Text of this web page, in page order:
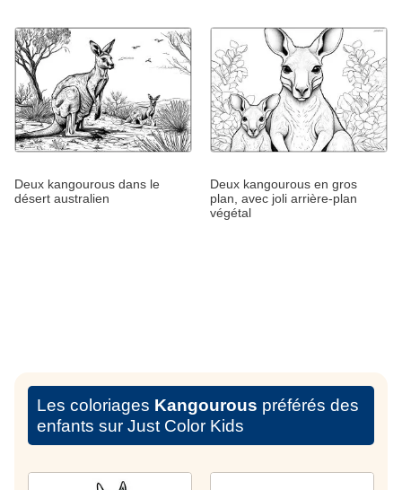
Deux kangourous dans le
désert australien
Deux kangourous en gros
plan, avec joli arrière-plan
végétal
Les coloriages Kangourous préférés des
enfants sur Just Color Kids